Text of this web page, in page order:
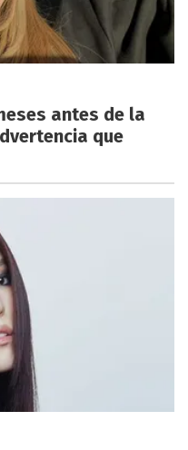
antes de la
que